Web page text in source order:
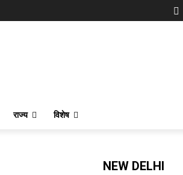
राज्य विशेष
NEW DELHI